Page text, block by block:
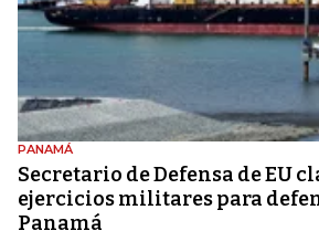
PANAMÁ
Secretario de Defensa de EU
ejercicios militares para
Panamá